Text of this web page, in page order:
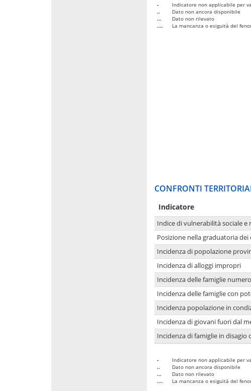
-
Indicatore non applicabile per
..
Dato non ancora disponibile
...
Dato non rilevato
....
La mancanza o esiguità del
CONFRONTI
Indicatore
Indice di vulnerabilità sociale e
Posizione nella graduatoria
Incidenza di popolazione
Incidenza di alloggi impropri
Incidenza delle famiglie
Incidenza delle famiglie con
Incidenza popolazione in
Incidenza di giovani fuori dal
Incidenza di famiglie in disagio
-
Indicatore non applicabile per
..
Dato non ancora disponibile
...
Dato non rilevato
....
La mancanza o esiguità del